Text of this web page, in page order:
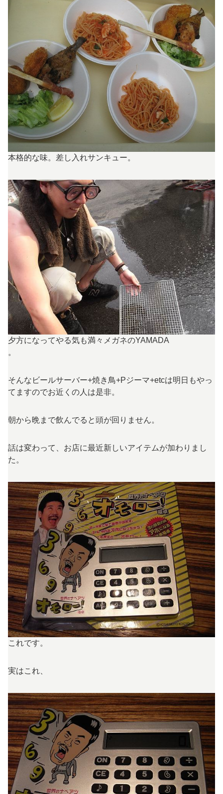
本格的な味。差し入れサンキュー。
夕方になってやる気も満々メガネのYAMADA
。
そんなビールサーバー+焼き鳥+Pジーマ+etcは明日もやっ
てますのでお近くの人は是非。
朝から晩まで飲んでると頭が回りません。
話は変わって、お店に最近新しいアイテムが加わりまし
た。
これです。
実はこれ、